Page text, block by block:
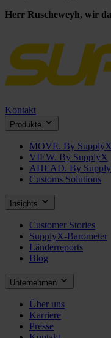
Herr Ruscheweyh, wir
Kontakt
Produkte
MOVE. By SupplyX
VIEW. By SupplyX
AHEAD. By
Customs Solutions
Insights
Customer Stories
SupplyX-Barometer
Länderreports
Blog
Unternehmen
Über uns
Karriere
Presse